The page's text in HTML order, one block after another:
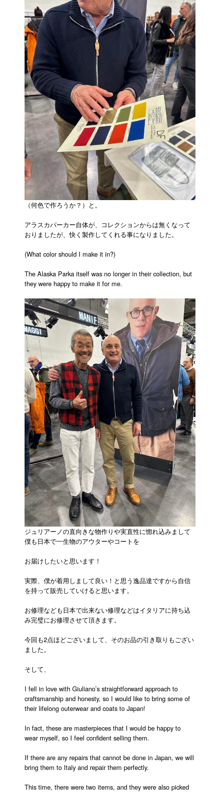
（何色で作ろうか？）と。
アラスカパーカー自体が、コレクションからは無くなって
おりましたが、快く製作してくれる事になりました。
(What color should I make it in?)
The Alaska Parka itself was no longer in their collection, but
they were happy to make it for me.
ジュリアーノの直向きな物作りや実直性に惚れ込みまして
僕も日本で一生物のアウターやコートを
お届けしたいと思います！
実際、僕が着用しまして良い！と思う逸品達ですから自信
を持って販売していけると思います。
お修理なども日本で出来ない修理などはイタリアに持ち込
み完璧にお修理させて頂きます。
今回も2点ほどございまして、そのお品の引き取りもござい
ました。
そして、
I fell in love with Giuliano’s straightforward approach to
craftsmanship and honesty, so I would like to bring some of
their lifelong outerwear and coats to Japan!
In fact, these are masterpieces that I would be happy to
wear myself, so I feel confident selling them.
If there are any repairs that cannot be done in Japan, we will
bring them to Italy and repair them perfectly.
This time, there were two items, and they were also picked